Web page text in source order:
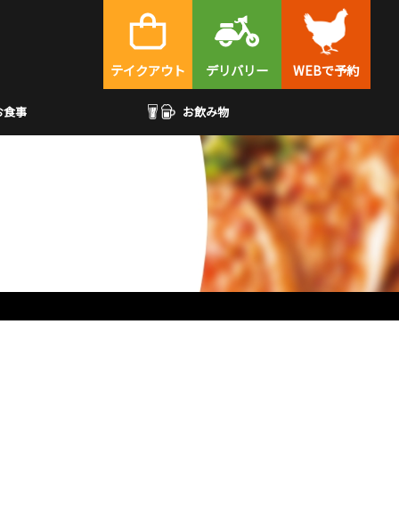
テイクアウト デリバリー WEBで予約
食事 お飲み物